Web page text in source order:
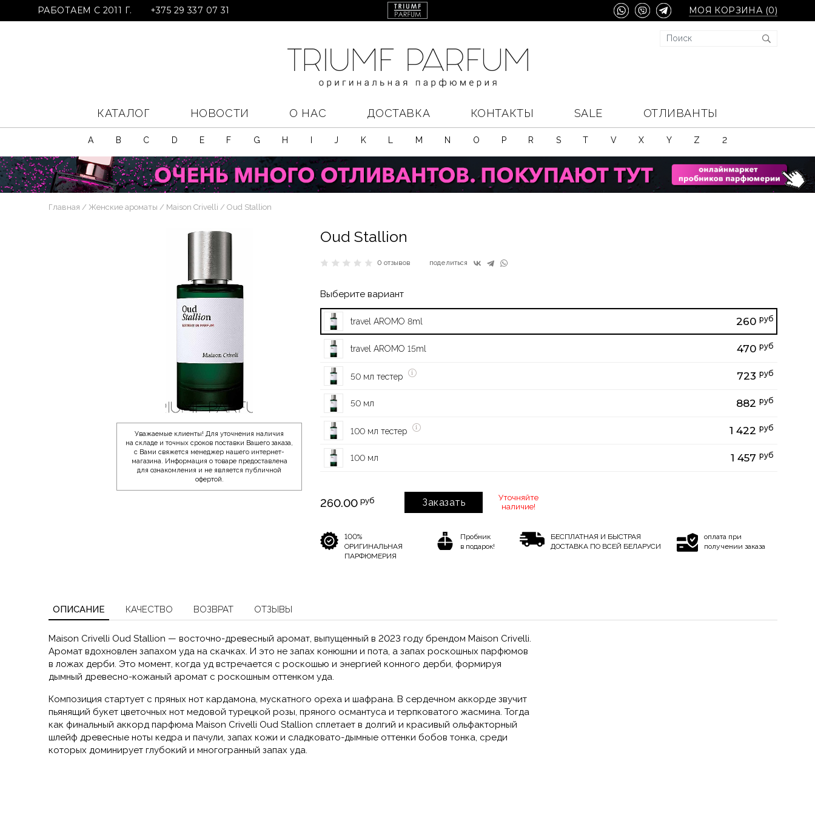
РАБОТАЕМ С 2011 Г. +375 29 337 07 31 МОЯ КОРЗИНА (0)
КАТАЛОГ НОВОСТИ О НАС ДОСТАВКА КОНТАКТЫ SALE ОТЛИВАНТЫ
A B C D E F G H J K M N O P R S T V X Y Z 2
Главная Женские ароматы Maison Crivelli Oud Stallion
Уважаемые клиенты! Для уточнения наличия
на складе и точных сроков поставки Вашего заказа,
с Вами свяжется менеджер нашего интернет-
магазина. Информация о товаре предоставлена
для ознакомления и не является публичной
офертой.
Oud Stallion
0 отзывов поделиться
Выберите вариант
travel AROMO 8ml 260 руб
travel AROMO 15ml 470 руб
50 мл тестер 723 руб
50 мл 882 руб
100 мл тестер 1 422 руб
100 мл 1 457 руб
260.00 руб Заказать
Уточняйте
наличие!
100%
ОРИГИНАЛЬНАЯ
ПАРФЮМЕРИЯ
Пробник
в подарок!
БЕСПЛАТНАЯ И БЫСТРАЯ
ДОСТАВКА ПО ВСЕЙ БЕЛАРУСИ
оплата при
получении заказа
ОПИСАНИЕ КАЧЕСТВО ВОЗВРАТ ОТЗЫВЫ
Maison Crivelli Oud Stallion — восточно-древесный аромат, выпущенный в 2023 году брендом Maison Crivelli.
Аромат вдохновлен запахом уда на скачках. И это не запах конюшни и пота, а запах роскошных парфюмов
в ложах дерби. Это момент, когда уд встречается с роскошью и энергией конного дерби, формируя
дымный древесно-кожаный аромат с роскошным оттенком уда.
Композиция стартует с пряных нот кардамона, мускатного ореха и шафрана. В сердечном аккорде звучит
пьянящий букет цветочных нот медовой турецкой розы, пряного османтуса и терпковатого жасмина. Тогда
как финальный аккорд парфюма Maison Crivelli Oud Stallion сплетает в долгий и красивый ольфакторный
шлейф древесные ноты кедра и пачули, запах кожи и сладковато-дымные оттенки бобов тонка, среди
которых доминирует глубокий и многогранный запах уда.